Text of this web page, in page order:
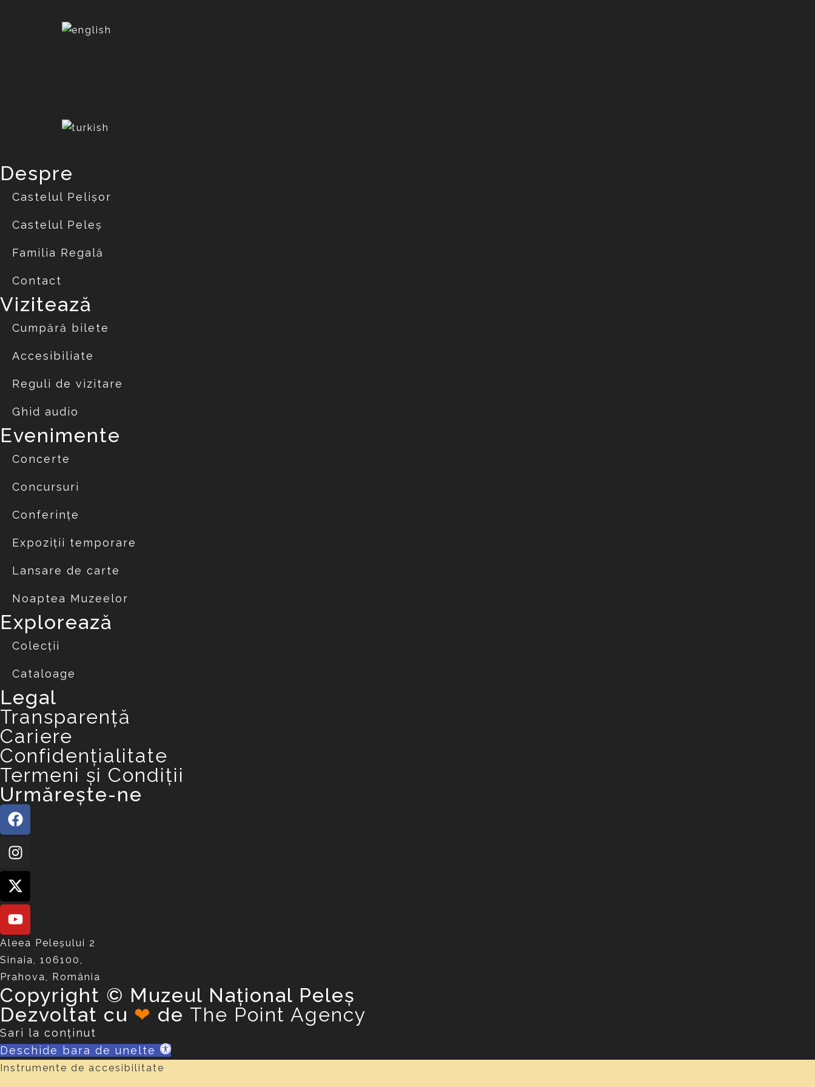
Despre
Castelul Pelișor
Castelul Peleș
Familia Regală
Contact
Vizitează
Cumpără bilete
Accesibiliate
Reguli de vizitare
Ghid audio
Evenimente
Concerte
Concursuri
Conferințe
Expoziții temporare
Lansare de carte
Noaptea Muzeelor
Explorează
Colecții
Cataloage
Legal
Transparență
Cariere
Confidențialitate
Termeni și Condiții
Urmărește-ne
Aleea Peleşului 2
Sinaia, 106100,
Prahova, România
Copyright © Muzeul Național Peleș
Dezvoltat cu ❤ de The Point Agency
Sari la conținut
Deschide bara de unelte
Instrumente de accesibilitate